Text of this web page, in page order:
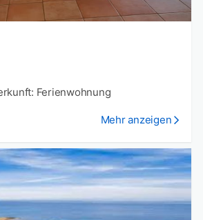
Ferienwohnung
Mehr anzeigen